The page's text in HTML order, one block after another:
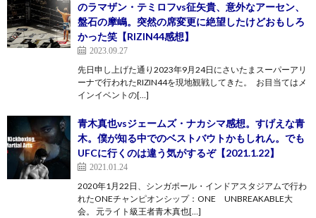
のラマザン・テミロフvs征矢貴、意外なアーセン、
盤石の摩嶋。突然の席変更に絶望したけどおもしろ
かった笑【RIZIN44感想】
2023.09.27
先日申し上げた通り2023年9月24日にさいたまスーパーアリ
ーナで行われたRIZIN44を現地観戦してきた。 お目当てはメ
インイベントの[…]
青木真也vsジェームズ・ナカシマ感想。すげえな青
木。僕が知る中でのベストバウトかもしれん。でも
UFCに行くのは違う気がするぞ【2021.1.22】
2021.01.24
2020年1月22日、シンガポール・インドアスタジアムで行わ
れたONEチャンピオンシップ：ONE UNBREAKABLE大
会。 元ライト級王者青木真也[…]